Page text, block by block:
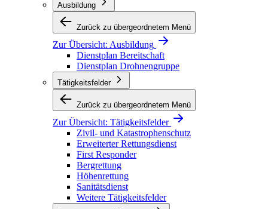
Ausbildung
Zurück zu übergeordnetem Menü
Zur Übersicht: Ausbildung
Dienstplan Bereitschaft
Dienstplan Drohnengruppe
Tätigkeitsfelder
Zurück zu übergeordnetem Menü
Zur Übersicht: Tätigkeitsfelder
Zivil- und Katastrophenschutz
Erweiterter Rettungsdienst
First Responder
Bergrettung
Höhenrettung
Sanitätsdienst
Weitere Tätigkeitsfelder